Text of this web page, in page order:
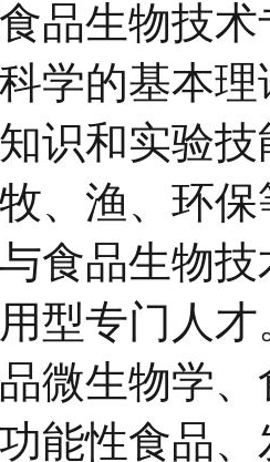
品生物技
学的基本
识和实验
、渔、环
食品生物
型专门人
微生物学
能性食品